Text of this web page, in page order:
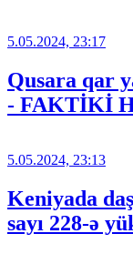
5.05.2024, 23:17
Qusara qar
- FAKTİKİ
5.05.2024, 23:13
Keniyada
sayı 228-ə